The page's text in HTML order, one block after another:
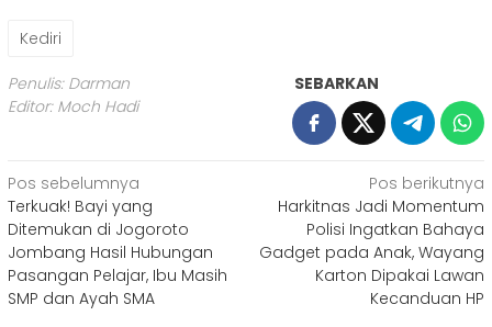
Kediri
Penulis: Darman
Editor: Moch Hadi
SEBARKAN
Navigasi
pos
Pos sebelumnya
Terkuak! Bayi yang
Ditemukan di Jogoroto
Jombang Hasil Hubungan
Pasangan Pelajar, Ibu Masih
SMP dan Ayah SMA
Pos berikutnya
Harkitnas Jadi Momentum
Polisi Ingatkan Bahaya
Gadget pada Anak, Wayang
Karton Dipakai Lawan
Kecanduan HP